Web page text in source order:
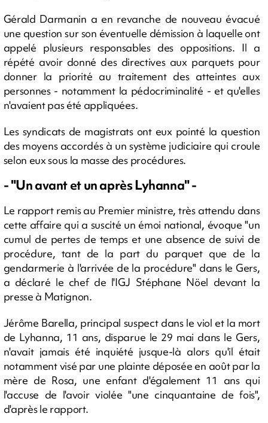
Gérald Darmanin a en revanche de nouveau évacué
une question sur son éventuelle démission à laquelle ont
appelé plusieurs responsables des oppositions. Il a
répété avoir donné des directives aux parquets pour
donner la priorité au traitement des atteintes aux
personnes - notamment la pédocriminalité - et qu'elles
n'avaient pas été appliquées.
Les syndicats de magistrats ont eux pointé la question
des moyens accordés à un système judiciaire qui croule
selon eux sous la masse des procédures.
- "Un avant et un après Lyhanna" -
Le rapport remis au Premier ministre, très attendu dans
cette affaire qui a suscité un émoi national, évoque "un
cumul de pertes de temps et une absence de suivi de
procédure, tant de la part du parquet que de la
gendarmerie à l'arrivée de la procédure" dans le Gers,
a déclaré le chef de l'IGJ Stéphane Nöel devant la
presse à Matignon.
Jérôme Barella, principal suspect dans le viol et la mort
de Lyhanna, 11 ans, disparue le 29 mai dans le Gers,
n'avait jamais été inquiété jusque-là alors qu'il était
notamment visé par une plainte déposée en août par la
mère de Rosa, une enfant d'également 11 ans qui
l'accuse de l'avoir violée "une cinquantaine de fois",
d'après le rapport.